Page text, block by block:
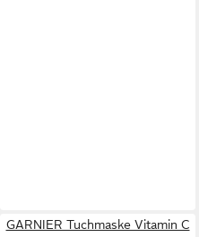
GARNIER Tuchmaske Vitamin C